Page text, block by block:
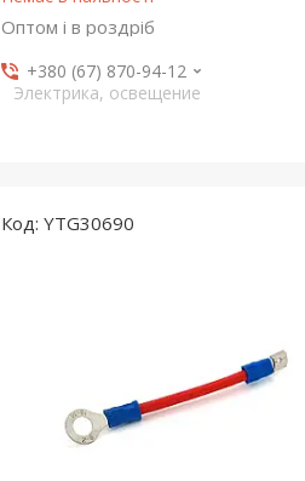
Оптом і в роздріб
+380 (67) 870-94-12
Электрика, освещение
YTG30690